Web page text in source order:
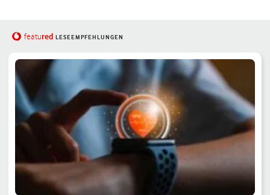
featured LESEEMPFEHLUNGEN